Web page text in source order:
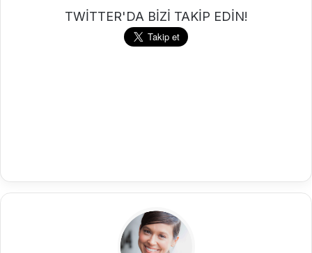
TWİTTER'DA BİZİ TAKİP EDİN!